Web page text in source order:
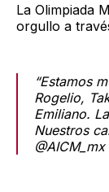
La Olimpiada
orgullo a
“Estamos
Rogelio,
Emiliano.
Nuestros